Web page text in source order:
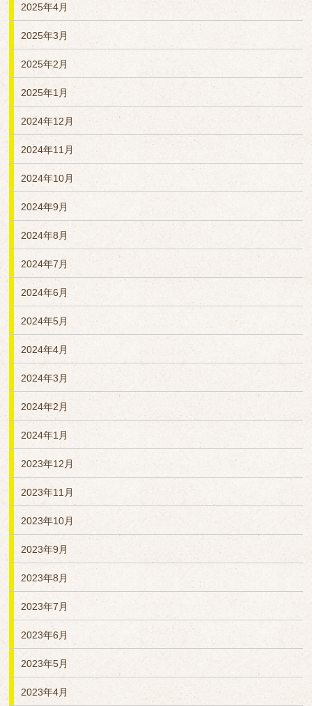
2025年4月
2025年3月
2025年2月
2025年1月
2024年12月
2024年11月
2024年10月
2024年9月
2024年8月
2024年7月
2024年6月
2024年5月
2024年4月
2024年3月
2024年2月
2024年1月
2023年12月
2023年11月
2023年10月
2023年9月
2023年8月
2023年7月
2023年6月
2023年5月
2023年4月